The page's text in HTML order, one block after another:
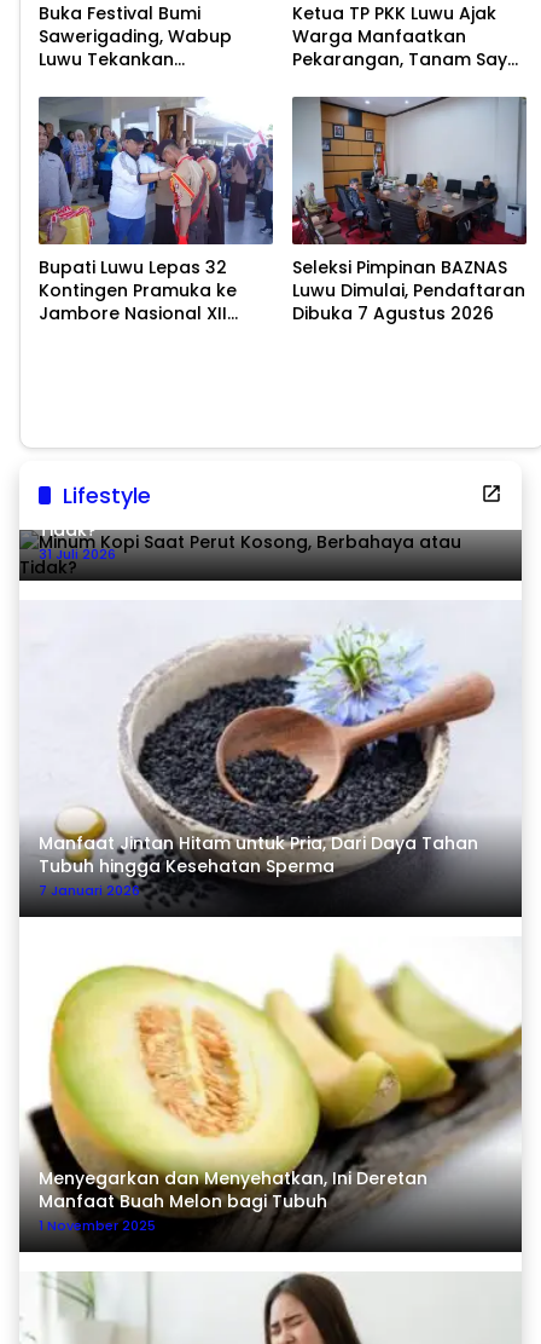
Buka Festival Bumi
Sawerigading, Wabup
Luwu Tekankan
Ketua TP PKK Luwu Ajak
Warga Manfaatkan
Pekarangan, Tanam Sayur
Bupati Luwu Lepas 32
Kontingen Pramuka ke
Jambore Nasional XII
Seleksi Pimpinan BAZNAS
Luwu Dimulai, Pendaftaran
Dibuka 7 Agustus 2026
Lifestyle
Minum Kopi Saat Perut Kosong, Berbahaya atau
Tidak?
31 Juli 2026
Manfaat Jintan Hitam untuk Pria, Dari Daya Tahan
Tubuh hingga Kesehatan Sperma
7 Januari 2026
Menyegarkan dan Menyehatkan, Ini Deretan
Manfaat Buah Melon bagi Tubuh
1 November 2025